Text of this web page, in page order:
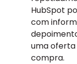
HubSpot
com
uma
compra.